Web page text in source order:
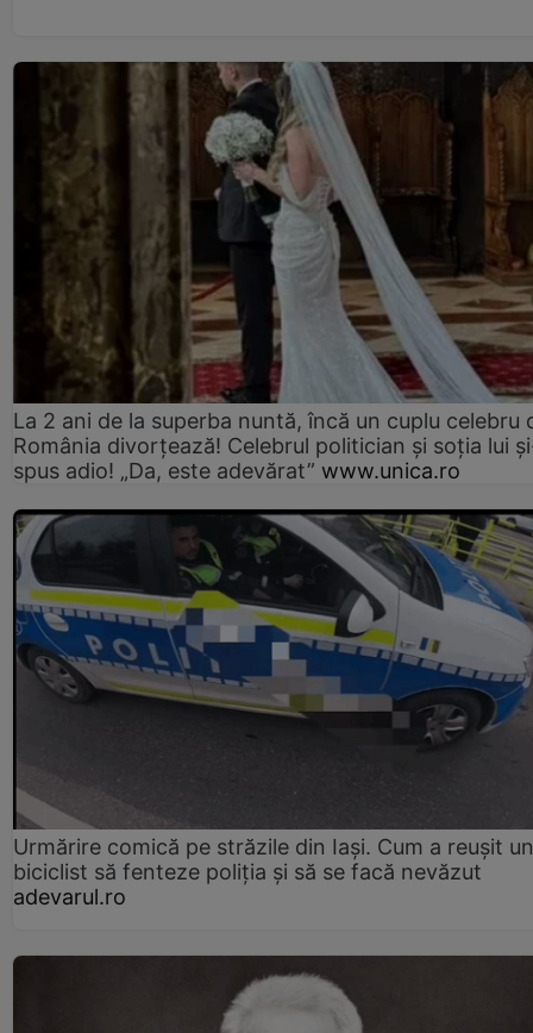
La 2 ani de la superba nuntă, încă un cuplu celebru
România divorțează! Celebrul politician și soția lui
spus adio! „Da, este adevărat” www.unica.ro
Urmărire comică pe străzile din Iași. Cum a reușit un
biciclist să fenteze poliția și să se facă nevăzut
adevarul.ro